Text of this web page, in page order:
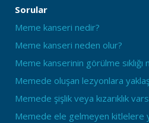
Sorular
Meme kanseri nedir?
Meme kanseri neden olur?
Meme kanserinin görülme sıklığı
Memede oluşan lezyonlara
Memede şişlik veya kızarıklık
Memede ele gelmeyen kitlelere